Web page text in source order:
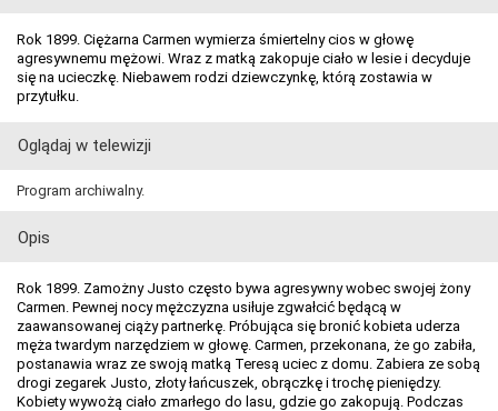
Rok 1899. Ciężarna Carmen wymierza śmiertelny cios w głowę
agresywnemu mężowi. Wraz z matką zakopuje ciało w lesie i decyduje
się na ucieczkę. Niebawem rodzi dziewczynkę, którą zostawia w
przytułku.
Oglądaj w telewizji
Program archiwalny.
Opis
Rok 1899. Zamożny Justo często bywa agresywny wobec swojej żony
Carmen. Pewnej nocy mężczyzna usiłuje zgwałcić będącą w
zaawansowanej ciąży partnerkę. Próbująca się bronić kobieta uderza
męża twardym narzędziem w głowę. Carmen, przekonana, że go zabiła,
postanawia wraz ze swoją matką Teresą uciec z domu. Zabiera ze sobą
drogi zegarek Justo, złoty łańcuszek, obrączkę i trochę pieniędzy.
Kobiety wywożą ciało zmarłego do lasu, gdzie go zakopują. Podczas